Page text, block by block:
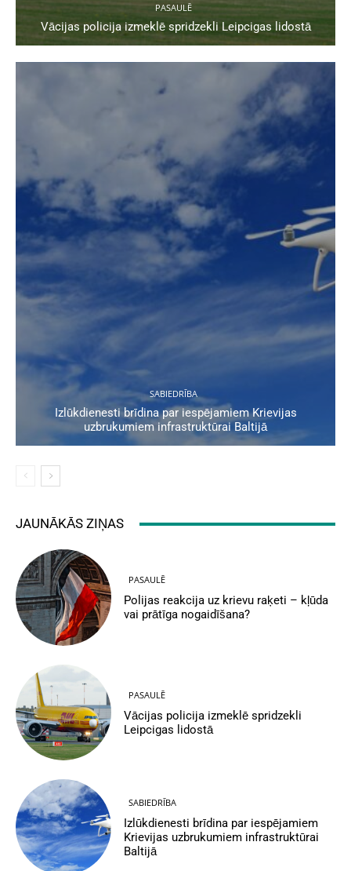
PASAULĒ
Vācijas policija izmeklē spridzekli Leipcigas lidostā
SABIEDRĪBA
Izlūkdienesti brīdina par iespējamiem Krievijas
uzbrukumiem infrastruktūrai Baltijā
JAUNĀKĀS ZIŅAS
PASAULĒ
Polijas reakcija uz krievu raķeti – kļūda
vai prātīga nogaidīšana?
PASAULĒ
Vācijas policija izmeklē spridzekli
Leipcigas lidostā
SABIEDRĪBA
Izlūkdienesti brīdina par iespējamiem
Krievijas uzbrukumiem infrastruktūrai
Baltijā